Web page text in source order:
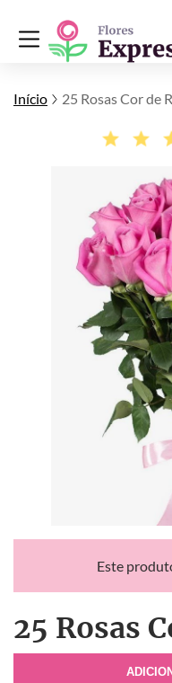
Início 25 Rosas Cor de
Este
25 Rosas